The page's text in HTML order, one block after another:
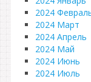
2024
2024 Март
2024 Апрель
2024 Май
2024 Июнь
2024 Июль